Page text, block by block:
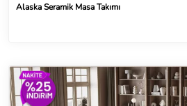
Alaska Seramik Masa Takımı